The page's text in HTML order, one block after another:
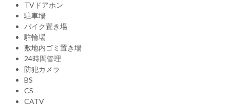
TVドアホン
駐車場
バイク置き場
駐輪場
敷地内ゴミ置き場
24時間管理
防犯カメラ
BS
CS
CATV